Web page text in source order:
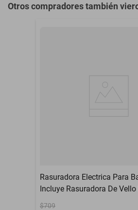
Otros compradores también
Rasuradora Electrica Para
Incluye Rasuradora De Vello
Orejas | Combo Casero
$709